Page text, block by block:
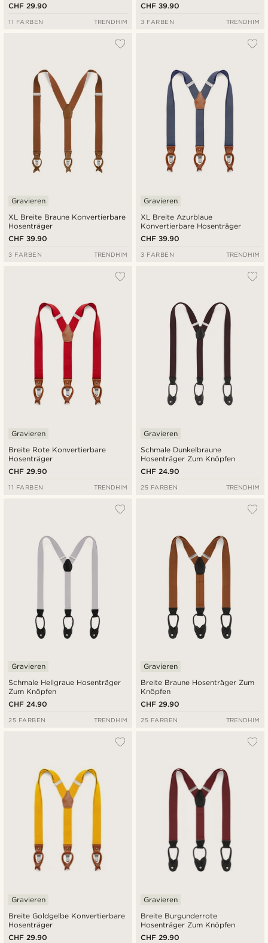
CHF 29.90
11 FARBEN TRENDHIM
CHF 39.90
3 FARBEN TRENDHIM
XL Breite Braune Konvertierbare
Hosenträger
Gravieren
CHF 39.90
3 FARBEN TRENDHIM
XL Breite Azurblaue
Konvertierbare Hosenträger
Gravieren
CHF 39.90
3 FARBEN TRENDHIM
Breite Rote Konvertierbare
Hosenträger
Gravieren
CHF 29.90
11 FARBEN TRENDHIM
Schmale Dunkelbraune
Hosenträger Zum Knöpfen
Gravieren
CHF 24.90
25 FARBEN TRENDHIM
Schmale Hellgraue Hosenträger
Zum Knöpfen
Gravieren
CHF 24.90
25 FARBEN TRENDHIM
Breite Braune Hosenträger Zum
Knöpfen
Gravieren
CHF 29.90
25 FARBEN TRENDHIM
Breite Goldgelbe Konvertierbare
Hosenträger
Gravieren
CHF 29.90
Breite Burgunderrote
Hosenträger Zum Knöpfen
Gravieren
CHF 29.90